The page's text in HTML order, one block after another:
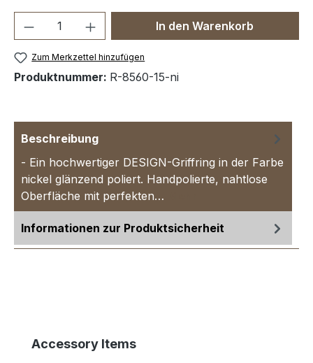
Produkt Anzahl: Gib denIn den Warenkorb
Zum Merkzettel hinzufügen
Produktnummer: R-8560-15-ni
Beschreibung
- Ein hochwertiger DESIGN-Griffring in der Farbe
nickel glänzend poliert. Handpolierte, nahtlose
Oberfläche mit perfekten…
Informationen zur Produktsicherheit
Produktgalerie überspringen
Accessory Items